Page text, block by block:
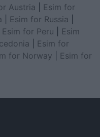
Austria
Esim for
Esim for Russia
Esim for Peru
Esim
Esim for
for Norway
Esim for